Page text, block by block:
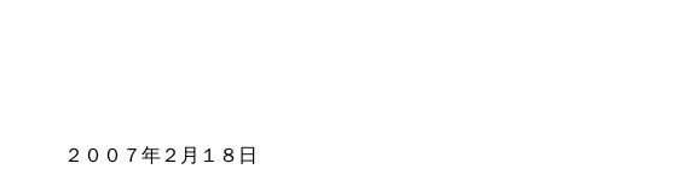
２００７年２月１８日